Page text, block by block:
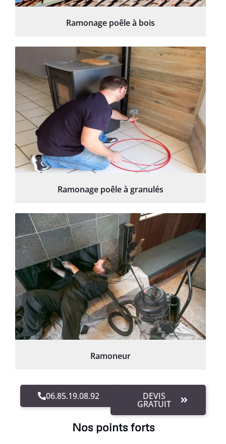
Ramonage poêle à bois
Ramonage poêle à granulés
Ramoneur
06.85.19.08.92 DEVIS
GRATUIT
Nos points forts